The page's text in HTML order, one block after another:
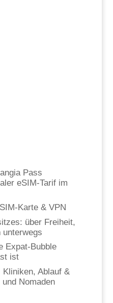
Pass
eSIM-Tarif im
Karte & VPN
über Freiheit,
unterwegs
Expat-Bubble
ist
Ablauf &
Nomaden